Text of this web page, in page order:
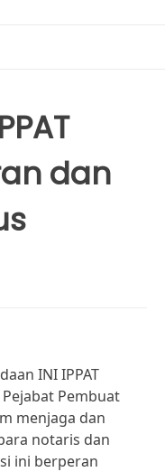
dan
INI IPPAT
Pembuat
menjaga dan
notaris dan
ini berperan